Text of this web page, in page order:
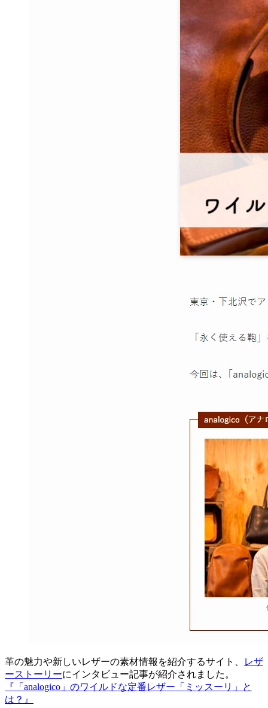
革の魅力や新しいレザーの素材情報を紹介するサイト、
レザ
ーストーリーにインタビュー記事が紹介されました。
『「analogico」のワイルドな定番レザー「ミッスーリ」と
は？』